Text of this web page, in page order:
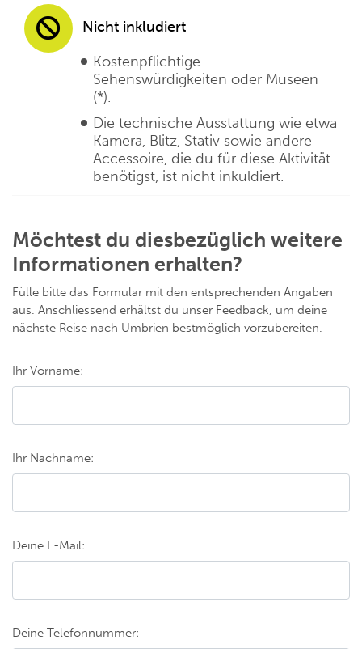
Nicht inkludiert
Kostenpflichtige
Sehenswürdigkeiten oder Museen
(*).
Die technische Ausstattung wie etwa
Kamera, Blitz, Stativ sowie andere
Accessoire, die du für diese Aktivität
benötigst, ist nicht inkuldiert.
Möchtest du diesbezüglich weitere
Informationen erhalten?
Fülle bitte das Formular mit den entsprechenden Angaben
aus. Anschliessend erhältst du unser Feedback, um deine
nächste Reise nach Umbrien bestmöglich vorzubereiten.
Ihr Vorname:
Ihr Nachname:
Deine E-Mail:
Deine Telefonnummer: